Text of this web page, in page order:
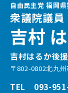
自由民主党 福岡
衆議院議員
吉村
吉村はるか後
〒802-0802北九
TEL 093-